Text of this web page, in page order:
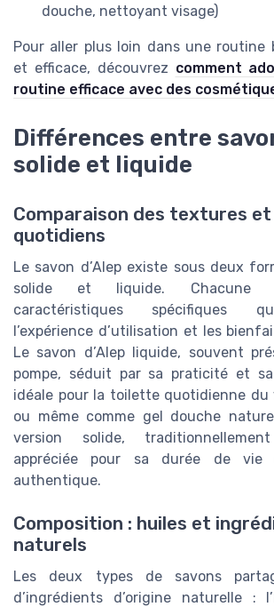
douche, nettoyant visage)
Pour aller plus loin dans une routine
et efficace, découvrez comment
routine efficace avec des
Différences entre
solide et liquide
Comparaison des textures et
quotidiens
Le savon d’Alep existe sous deux
solide et liquide. Chacune
caractéristiques spécifiques
l’expérience d’utilisation et les
Le savon d’Alep liquide, souvent
pompe, séduit par sa praticité et
idéale pour la toilette quotidienne du
ou même comme gel douche
version solide,
appréciée pour sa durée de vie
authentique.
Composition : huiles et
naturels
Les deux types de savons
d’ingrédients d’origine naturelle :